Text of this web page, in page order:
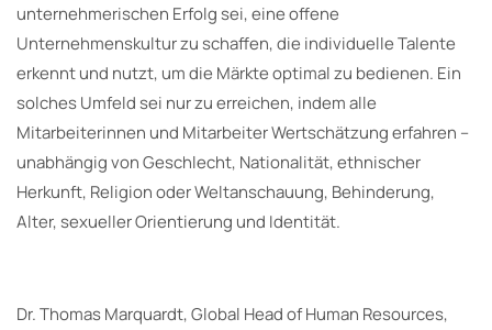
unternehmerischen Erfolg sei, eine offene
Unternehmenskultur zu schaffen, die individuelle Talente
erkennt und nutzt, um die Märkte optimal zu bedienen. Ein
solches Umfeld sei nur zu erreichen, indem alle
Mitarbeiterinnen und Mitarbeiter Wertschätzung erfahren –
unabhängig von Geschlecht, Nationalität, ethnischer
Herkunft, Religion oder Weltanschauung, Behinderung,
Alter, sexueller Orientierung und Identität.
Dr. Thomas Marquardt, Global Head of Human Resources,